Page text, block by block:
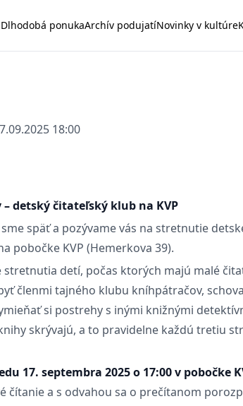
Dlhodobá ponukaArchív podujatíNovinky v kultúre
18:00
detský čitateľský klub na KVP
späť a pozývame vás na stretnutie
pobočke KVP (Hemerkova 39).
stretnutia detí, počas ktorých majú malé
členmi tajného klubu kníhpátračov,
si postrehy s inými knižnými
skrývajú, a to pravidelne každú tretiu
17. septembra 2025 o 17:00 v pobočke
čítanie a s odvahou sa o prečítanom